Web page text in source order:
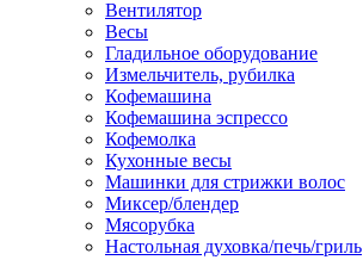
Вентилятор
Весы
Гладильное оборудование
Измельчитель, рубилка
Кофемашина
Кофемашина эспрессо
Кофемолка
Кухонные весы
Машинки для стрижки волос
Миксер/блендер
Мясорубка
Настольная духовка/печь/гриль